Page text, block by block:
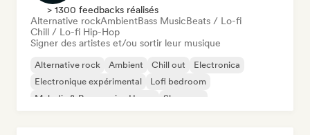
> 1300 feedbacks réalisés
Alternative rockAmbientBass MusicBeats / Lo-fi
Chill / Lo-fi Hip-Hop
Signer des artistes et/ou sortir leur musique
Alternative rock Ambient Chill out
Electronica
Electronique expérimental
Lofi bedroom
Melodic & Progressive House
Shoegaze